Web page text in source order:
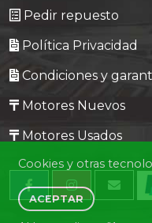
Pedir repuesto
Política Privacidad
Condiciones y
Motores Nuevos
Motores Usados
Cookies y otras
ACEPTAR